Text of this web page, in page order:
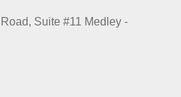
Suite #11 Medley -